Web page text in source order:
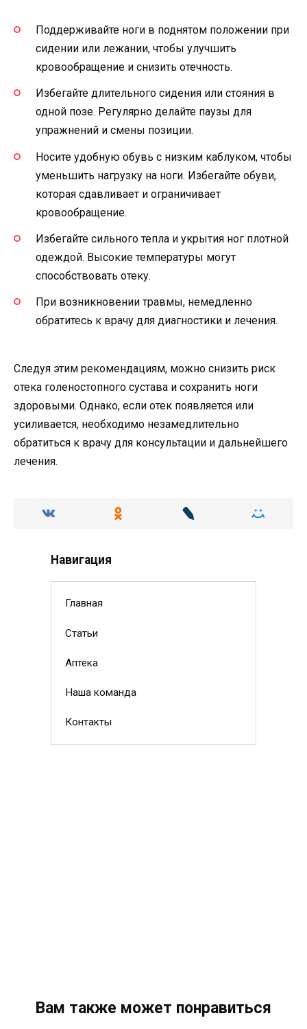
Поддерживайте ноги в поднятом положении при
сидении или лежании, чтобы улучшить
кровообращение и снизить отечность.
Избегайте длительного сидения или стояния в
одной позе. Регулярно делайте паузы для
упражнений и смены позиции.
Носите удобную обувь с низким каблуком, чтобы
уменьшить нагрузку на ноги. Избегайте обуви,
которая сдавливает и ограничивает
кровообращение.
Избегайте сильного тепла и укрытия ног плотной
одеждой. Высокие температуры могут
способствовать отеку.
При возникновении травмы, немедленно
обратитесь к врачу для диагностики и лечения.
Следуя этим рекомендациям, можно снизить риск
отека голеностопного сустава и сохранить ноги
здоровыми. Однако, если отек появляется или
усиливается, необходимо незамедлительно
обратиться к врачу для консультации и дальнейшего
лечения.
Навигация
Главная
Статьи
Аптека
Наша команда
Контакты
Вам также может понравиться